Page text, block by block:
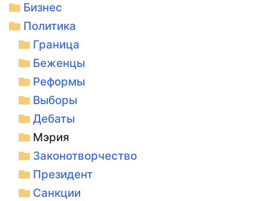
Бизнес
Политика
Граница
Беженцы
Реформы
Выборы
Дебаты
Мэрия
Законотворчество
Президент
Санкции